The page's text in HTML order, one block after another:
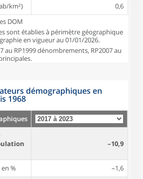
km²)
0,6
DOM
sont établies à périmètre géographique
en vigueur au 01/01/2026.
au RP1999 dénombrements, RP2007 au
démographiques en
1968
–10,9
%
–1,6